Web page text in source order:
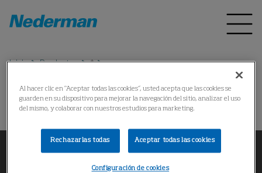
Inicio Productos *
No se puede encontrar el producto
Al hacer clic en “Aceptar todas las cookies”, usted acepta que las cookies se
guarden en su dispositivo para mejorar la navegación del sitio, analizar el uso
del mismo, y colaborar con nuestros estudios para marketing.
Rechazarlas todas Aceptar todas las cookies
Configuración de cookies